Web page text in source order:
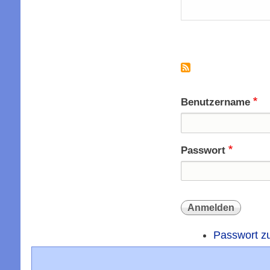
Benutzername
Passwort
Passwort